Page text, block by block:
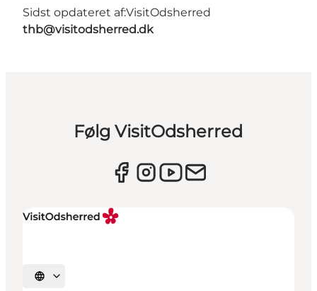
Sidst opdateret af:VisitOdsherred
thb@visitodsherred.dk
Følg VisitOdsherred
Vælg sprog